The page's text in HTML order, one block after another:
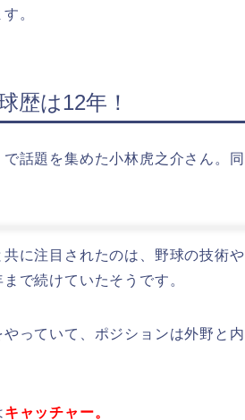
。
歴は12年！
話題を集めた小林虎之介さん。同
に注目されたのは、野球の技術
で続けていたそうです。
っていて、ポジションは外野と
キャッチャー。